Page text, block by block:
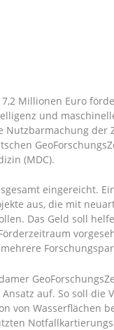
Millionen Euro
und
Nutzbarmachung
(MDC).
eingereicht.
aus, die mit
Das Geld soll
Ansatz auf. So soll
von Wasserflächen